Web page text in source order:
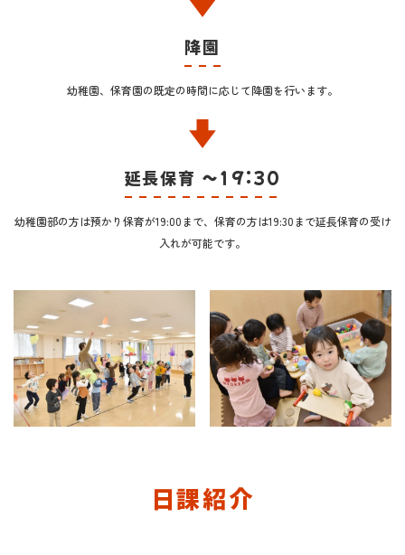
降園
幼稚園、保育園の既定の時間に応じて降園を行います。
延長保育 ～19:30
幼稚園部の方は預かり保育が19:00まで、保育の方は19:30まで延長保育の受け
入れが可能です。
日課紹介